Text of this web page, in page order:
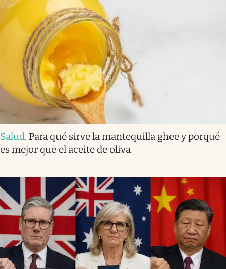
Salud. Para qué sirve la mantequilla ghee y porqué
es mejor que el aceite de oliva